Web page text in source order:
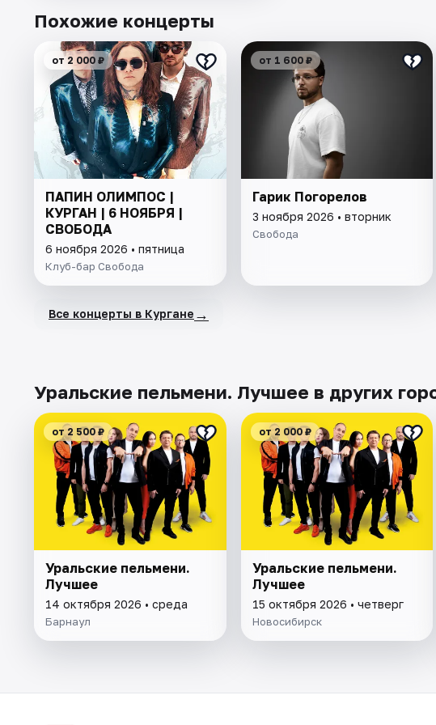
Похожие концерты
от 2 000 ₽
ПАПИН ОЛИМПОС |
КУРГАН | 6 НОЯБРЯ |
СВОБОДА
6 ноября 2026 • пятница
Клуб-бар Свобода
от 1 600 ₽
Гарик Погорелов
3 ноября 2026 • вторник
Свобода
Все концерты в Кургане →
Уральские пельмени. Лучшее в других
от 2 500 ₽
Уральские пельмени.
Лучшее
14 октября 2026 • среда
Барнаул
от 2 000 ₽
Уральские пельмени.
Лучшее
15 октября 2026 • четверг
Новосибирск